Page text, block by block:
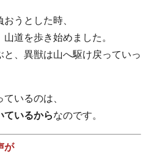
うとした時、
道を歩き始めました。
と、異獣は山へ駆け戻っていっ
いるのは、
ているからなのです。
が